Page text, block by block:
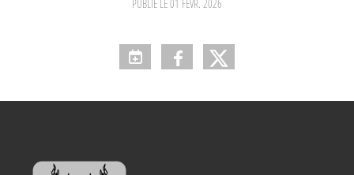
PUBLIÉ LE01 FÉVR. 2026